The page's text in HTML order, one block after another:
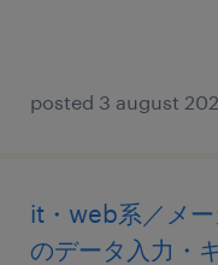
posted 3 august
it・web系／メ
のデータ入力・